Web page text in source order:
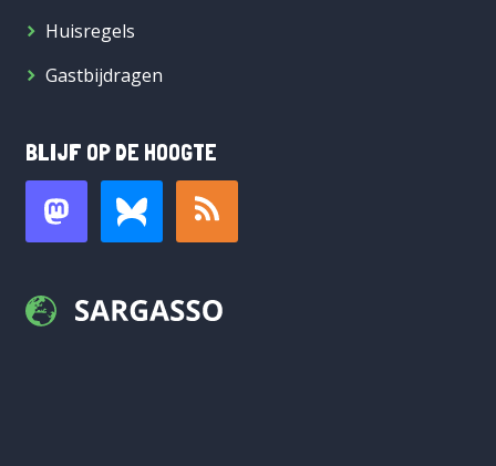
Huisregels
Gastbijdragen
BLIJF OP DE HOOGTE